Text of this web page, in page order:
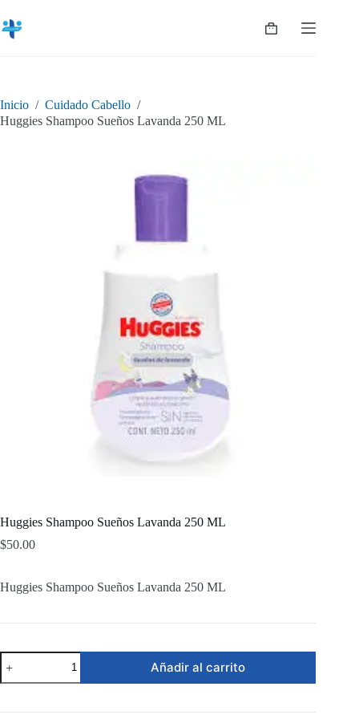
al
contenido
Shopping
Inicio / Cuidado Cabello /
Huggies Shampoo Sueños Lavanda 250 ML
Huggies Shampoo Sueños Lavanda 250 ML
$50.00
Huggies Shampoo Sueños Lavanda 250 ML
Huggies
Shampoo
Sueños
Añadir al carrito